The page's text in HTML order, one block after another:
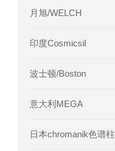
月旭/WELCH
印度Cosmicsil
波士顿/Boston
意大利MEGA
日本chromanik色谱柱